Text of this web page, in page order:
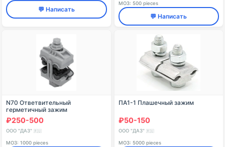
💬 Написать
МОЗ: 500 pieces
💬 Написать
N70 Ответвительный
герметичный зажим
₽250-500
ООО "ДАЗ" 🇷🇺
МОЗ: 1000 pieces
ПА1-1 Плашечный зажим
₽50-150
ООО "ДАЗ" 🇷🇺
МОЗ: 5000 pieces